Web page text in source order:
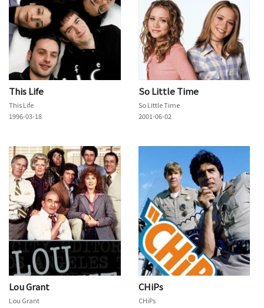
This Life
This Life
1996-03-18
So Little Time
So Little Time
2001-06-02
Lou Grant
Lou Grant
CHiPs
CHiPs